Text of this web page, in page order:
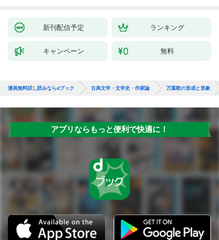
新刊配信予定 ランキング
キャンペーン 無料
漫画無料試し読みならdブック 古典文学・文学史・作家論 万葉歌の形成と形象
アプリならもっと便利で快適に！